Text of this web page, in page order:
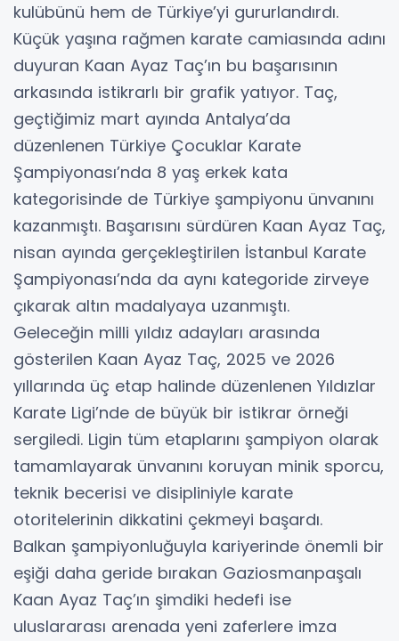
kulübünü hem de Türkiye’yi gururlandırdı.
Küçük yaşına rağmen karate camiasında adını
duyuran Kaan Ayaz Taç’ın bu başarısının
arkasında istikrarlı bir grafik yatıyor. Taç,
geçtiğimiz mart ayında Antalya’da
düzenlenen Türkiye Çocuklar Karate
Şampiyonası’nda 8 yaş erkek kata
kategorisinde de Türkiye şampiyonu ünvanını
kazanmıştı. Başarısını sürdüren Kaan Ayaz Taç,
nisan ayında gerçekleştirilen İstanbul Karate
Şampiyonası’nda da aynı kategoride zirveye
çıkarak altın madalyaya uzanmıştı.
Geleceğin milli yıldız adayları arasında
gösterilen Kaan Ayaz Taç, 2025 ve 2026
yıllarında üç etap halinde düzenlenen Yıldızlar
Karate Ligi’nde de büyük bir istikrar örneği
sergiledi. Ligin tüm etaplarını şampiyon olarak
tamamlayarak ünvanını koruyan minik sporcu,
teknik becerisi ve disipliniyle karate
otoritelerinin dikkatini çekmeyi başardı.
Balkan şampiyonluğuyla kariyerinde önemli bir
eşiği daha geride bırakan Gaziosmanpaşalı
Kaan Ayaz Taç’ın şimdiki hedefi ise
uluslararası arenada yeni zaferlere imza